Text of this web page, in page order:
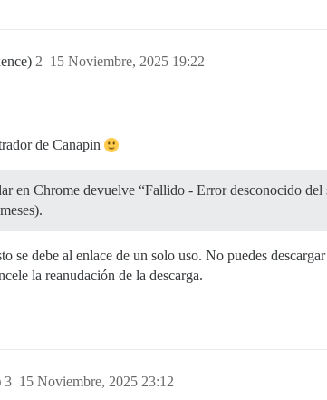
15 Noviembre, 2025 19:22
2
de Canapin
en Chrome devuelve “Fallido - Error desconocido
se debe al enlace de un solo uso. No puedes
la reanudación de la descarga.
15 Noviembre, 2025 23:12
3